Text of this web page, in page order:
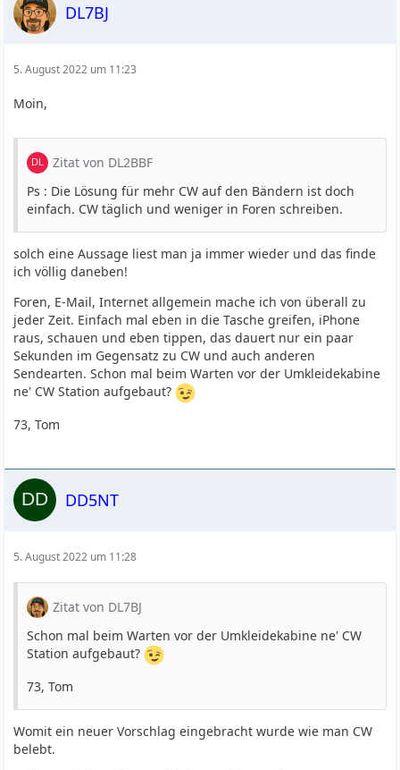
DL7BJ
5. August 2022 um 11:23
Moin,
Zitat von DL2BBF
Ps : Die Lösung für mehr CW auf den Bändern ist doch
einfach. CW täglich und weniger in Foren schreiben.
solch eine Aussage liest man ja immer wieder und das finde
ich völlig daneben!
Foren, E-Mail, Internet allgemein mache ich von überall zu
jeder Zeit. Einfach mal eben in die Tasche greifen, iPhone
raus, schauen und eben tippen, das dauert nur ein paar
Sekunden im Gegensatz zu CW und auch anderen
Sendearten. Schon mal beim Warten vor der Umkleidekabine
ne' CW Station aufgebaut?
73, Tom
DD5NT
5. August 2022 um 11:28
Zitat von DL7BJ
Schon mal beim Warten vor der Umkleidekabine ne' CW
Station aufgebaut?
73, Tom
Womit ein neuer Vorschlag eingebracht wurde wie man CW
belebt.